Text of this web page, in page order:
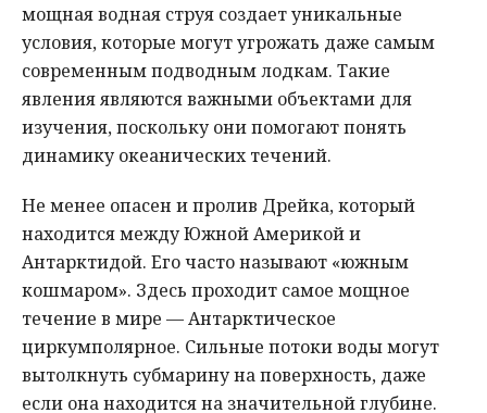
мощная водная струя создает уникальные
условия, которые могут угрожать даже самым
современным подводным лодкам. Такие
явления являются важными объектами для
изучения, поскольку они помогают понять
динамику океанических течений.
Не менее опасен и пролив Дрейка, который
находится между Южной Америкой и
Антарктидой. Его часто называют «южным
кошмаром». Здесь проходит самое мощное
течение в мире — Антарктическое
циркумполярное. Сильные потоки воды могут
вытолкнуть субмарину на поверхность, даже
если она находится на значительной глубине.